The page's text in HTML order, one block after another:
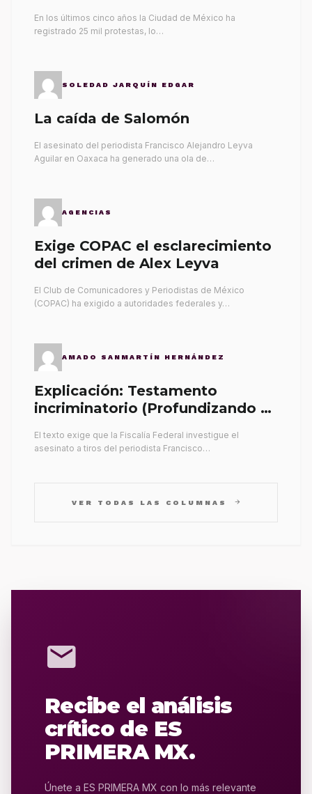
En los últimos cinco años la Ciudad de México ha
registrado 25 mil protestas, lo…
SOLEDAD JARQUÍN EDGAR
La caída de Salomón
El asesinato del periodista Francisco Alejandro Leyva
Aguilar en Oaxaca ha generado una ola de…
AGENCIAS
Exige COPAC el esclarecimiento
del crimen de Alex Leyva
El Club de Comunicadores y Periodistas de México
(COPAC) ha exigido a autoridades federales y…
AMADO SANMARTÍN HERNÁNDEZ
Explicación: Testamento
incriminatorio (Profundizando su
El texto exige que la Fiscalía Federal investigue el
asesinato a tiros del periodista Francisco…
VER TODAS LAS COLUMNAS arrow_forward
mail
Recibe el análisis
crítico de ES
PRIMERA MX.
Únete a ES PRIMERA MX con lo más relevante